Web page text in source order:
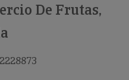
De Frutas,